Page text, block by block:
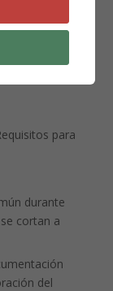
qué no es lo
para
durante
cortan a
del